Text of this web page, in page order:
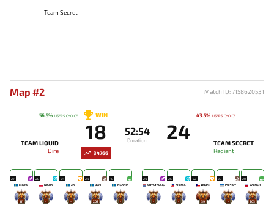
Team Secret
Map #2 Match ID: 7158620531
56.5% USERS' CHOICE
34766
TEAM LIQUID
Dire
WIN
18 52:54
Duration 24
TEAM SECRET
Radiant
43.5% USERS' CHOICE
27
MICKE
111
28
NISHA
-
24
ZAI
-
24
BOXI
207
18
INSANIA
-
24
CRYSTALLIS
-
26
ARMEL
-
22
BOOM
39
20
PUPPEY
-
20
YAMICH
203